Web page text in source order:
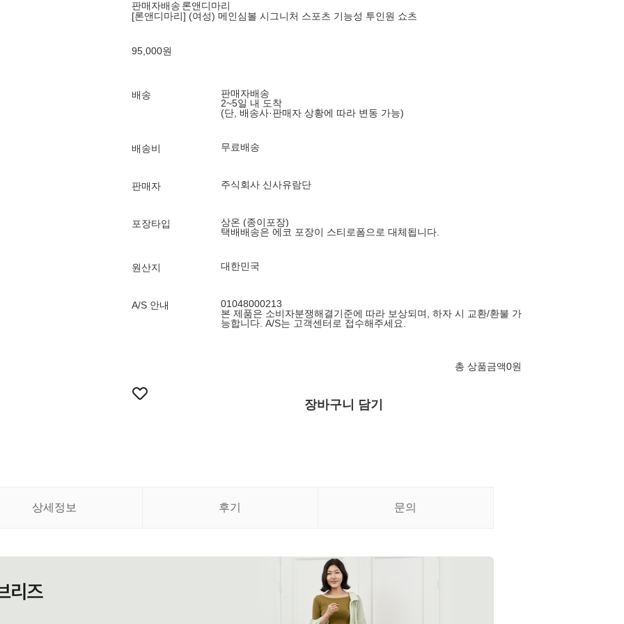
판매자배송 론앤디마리
[론앤디마리] (여성) 메인심볼 시그니처 스포츠 기능성 투인원 쇼츠
95,000원
배송
판매자배송
2~5일 내 도착
(단, 배송사·판매자 상황에 따라 변동 가능)
배송비 무료배송
판매자 주식회사 신사유람단
포장타입
상온 (종이포장)
택배배송은 에코 포장이 스티로폼으로 대체됩니다.
원산지 대한민국
A/S 안내
01048000213
본 제품은 소비자분쟁해결기준에 따라 보상되며, 하자 시 교환/환불 가
능합니다. A/S는 고객센터로 접수해주세요.
총 상품금액0원
장바구니 담기
상세정보 후기 문의